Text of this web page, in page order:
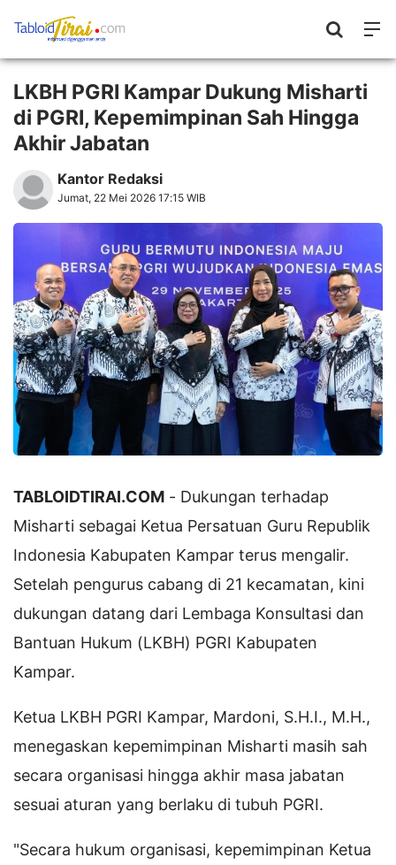
LKBH PGRI Kampar Dukung Misharti
di PGRI, Kepemimpinan Sah Hingga
Akhir Jabatan
Kantor Redaksi
Jumat, 22 Mei 2026 17:15 WIB
TABLOIDTIRAI.COM - Dukungan terhadap
Misharti sebagai Ketua Persatuan Guru Republik
Indonesia Kabupaten Kampar terus mengalir.
Setelah pengurus cabang di 21 kecamatan, kini
dukungan datang dari Lembaga Konsultasi dan
Bantuan Hukum (LKBH) PGRI Kabupaten
Kampar.
Ketua LKBH PGRI Kampar, Mardoni, S.H.I., M.H.,
menegaskan kepemimpinan Misharti masih sah
secara organisasi hingga akhir masa jabatan
sesuai aturan yang berlaku di tubuh PGRI.
"Secara hukum organisasi, kepemimpinan Ketua